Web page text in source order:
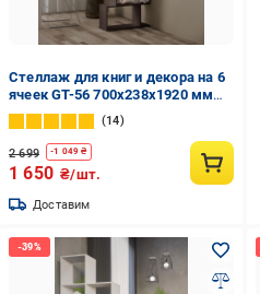
Стеллаж для книг и декора на 6
ячеек GT-56 700х238х1920 мм
Венге Магия
14
2 699 -1 049 ₴
1 650 ₴/шт.
Доставим